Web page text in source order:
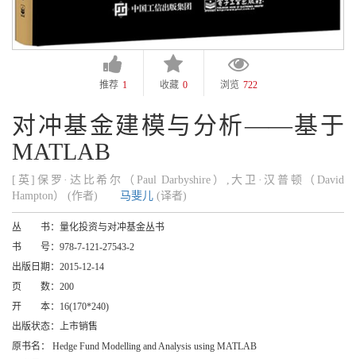
推荐 1 收藏 0 浏览 722
对冲基金建模与分析——基于
MATLAB
[英]保罗·达比希尔（Paul Darbyshire）,大卫·汉普顿（David
Hampton） (作者)
马斐儿 (译者)
丛 书： 量化投资与对冲基金丛书
书 号： 978-7-121-27543-2
出版日期： 2015-12-14
页 数： 200
开 本： 16(170*240)
出版状态：
上市销售
原书名：
Hedge Fund Modelling and Analysis using MATLAB